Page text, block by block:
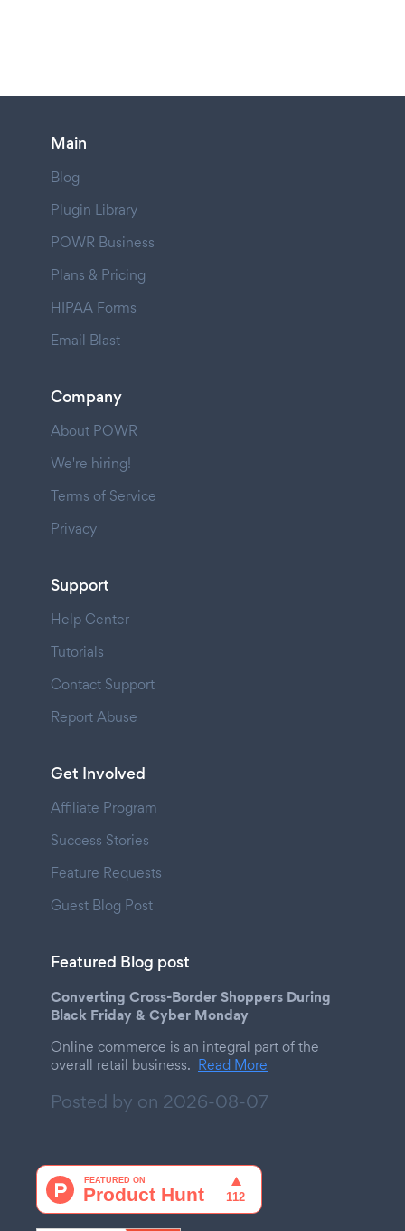
Main
Blog
Plugin Library
POWR Business
Plans & Pricing
HIPAA Forms
Email Blast
Company
About POWR
We're hiring!
Terms of Service
Privacy
Support
Help Center
Tutorials
Contact Support
Report Abuse
Get Involved
Affiliate Program
Success Stories
Feature Requests
Guest Blog Post
Featured Blog post
Converting Cross-Border Shoppers During
Black Friday & Cyber Monday
Online commerce is an integral part of the
overall retail business. Read More
Posted by on 2026-08-07